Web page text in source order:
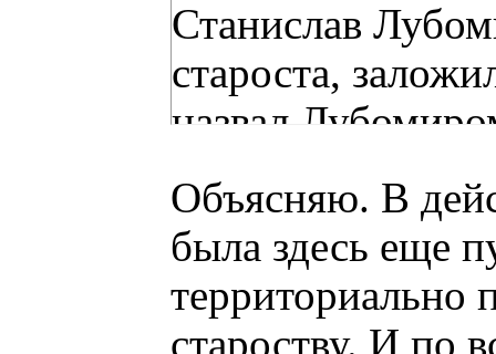
Станислав
староста,
назвал
Объясняю. В
была здесь еще
территориально
староству. И по